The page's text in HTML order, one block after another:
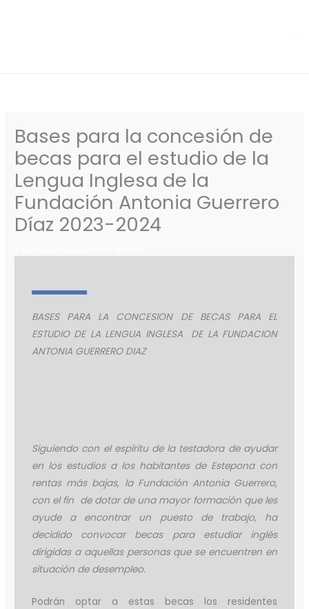
Bases para la concesión de
becas para el estudio de la
Lengua Inglesa de la
Fundación Antonia Guerrero
Díaz 2023-2024
BASES PARA LA CONCESION DE BECAS PARA EL
ESTUDIO DE LA LENGUA INGLESA DE LA FUNDACION
ANTONIA GUERRERO DIAZ
Siguiendo con el espíritu de la testadora de ayudar
en los estudios a los habitantes de Estepona con
rentas más bajas, la Fundación Antonia Guerrero,
con el fin de dotar de una mayor formación que les
ayude a encontrar un puesto de trabajo, ha
decidido convocar becas para estudiar inglés
dirigidas a aquellas personas que se encuentren en
situación de desempleo.
Podrán optar a estas becas los residentes